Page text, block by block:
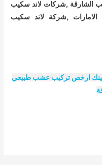
الشارقة ,شركات لاند سكيب
,شركة لاند سكيب
ارخص تركيب عشب طبيعي